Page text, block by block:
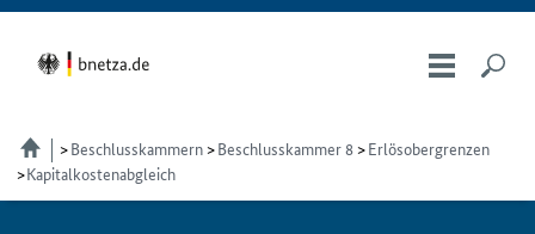
Beschlusskammern Beschlusskammer 8
Erlösobergrenzen
Kapitalkostenabgleich